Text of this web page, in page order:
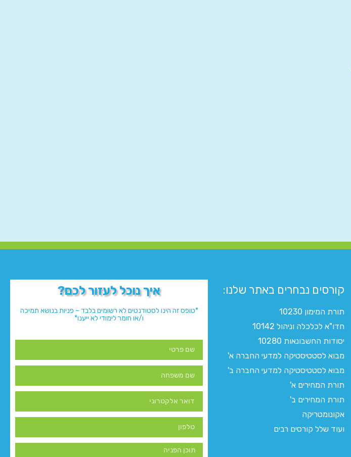
קורסים נבחרים באתר שלנו:​
תורת המימון 10230
חדו"א לכלכלה וניהול 10142
יסודות החשבונאות 10280
מבוא לסטטיסטיקה למדעי החברה א'
מבוא לסטטיסטיקה למדעי החברה ב'
תורת המחירים א'
תורת המחירים ב'
אקונומטריקה
ועוד שלל קורסים רבים
איך נוכל לעזור לכם?
*טופס זה הינו לסטודנטים לא רשומים בלבד – פניות בנושא תמיכה
ו/או חומר לימודי לא ייענו*